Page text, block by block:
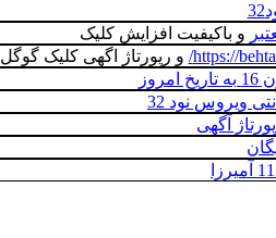
و باکیفیت افزایش کلیک
و رپورتاژ اگهی کلیک گوگل
ویروس نود 32
آگهی